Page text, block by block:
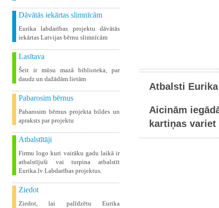
Dāvātās iekārtas slimnīcām
Eurika labdarības projektu dāvātās
iekārtas Latvijas bērnu slimnīcām
Lasītava
Šeit ir mūsu mazā biblioteka, par
daudz un dažādām lietām
Pabarosim bērnus
Pabarosim bērnus projekta bildes un
apraksts par projektu
Atbalstītāji
Firmu logo kuri vairāku gadu laikā ir
atbalstījuši vai turpina atbalstīt
Eurika.lv Labdarības projektus.
Ziedot
Ziedot, lai palīdzētu Eurika
Atbalsti
Aicinām
kartiņas variet